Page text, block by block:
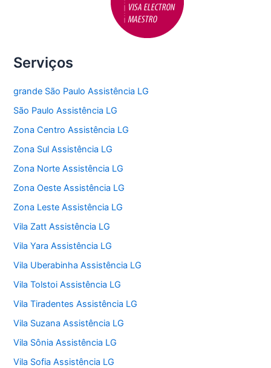
Serviços
grande São Paulo Assistência LG
São Paulo Assistência LG
Zona Centro Assistência LG
Zona Sul Assistência LG
Zona Norte Assistência LG
Zona Oeste Assistência LG
Zona Leste Assistência LG
Vila Zatt Assistência LG
Vila Yara Assistência LG
Vila Uberabinha Assistência LG
Vila Tolstoi Assistência LG
Vila Tiradentes Assistência LG
Vila Suzana Assistência LG
Vila Sônia Assistência LG
Vila Sofia Assistência LG